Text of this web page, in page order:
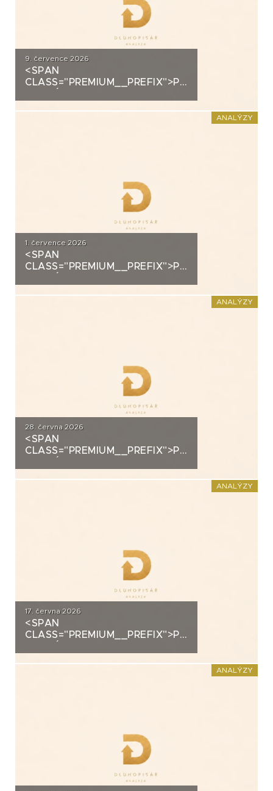
9. července 2026
<SPAN
CLASS="PREMIUM__PREFIX">PREMIUM</
ANALÝZY
1. července 2026
<SPAN
CLASS="PREMIUM__PREFIX">PREMIUM</
ANALÝZY
28. června 2026
<SPAN
CLASS="PREMIUM__PREFIX">PREMIUM</
ANALÝZY
17. června 2026
<SPAN
CLASS="PREMIUM__PREFIX">PREMIUM</
ANALÝZY